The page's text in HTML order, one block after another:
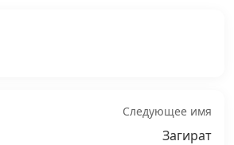
Следующее имя
Загират